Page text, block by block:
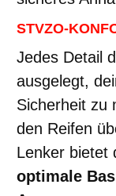
STVZO-
Jedes Detail
ausgelegt,
Sicherheit zu
den Reifen
Lenker bietet
optimale